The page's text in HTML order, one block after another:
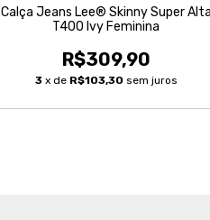
Calça Jeans Lee® Skinny Super Alta
T400 Ivy Feminina
R$309,90
3 x de R$103,30 sem juros